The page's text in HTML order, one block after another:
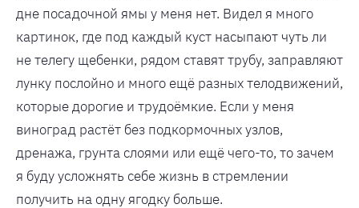
дне посадочной ямы у меня нет. Видел я много
картинок, где под каждый куст насыпают чуть ли
не телегу щебенки, рядом ставят трубу, заправляют
лунку послойно и много ещё разных телодвижений,
которые дорогие и трудоёмкие. Если у меня
виноград растёт без подкормочных узлов,
дренажа, грунта слоями или ещё чего-то, то зачем
я буду усложнять себе жизнь в стремлении
получить на одну ягодку больше.